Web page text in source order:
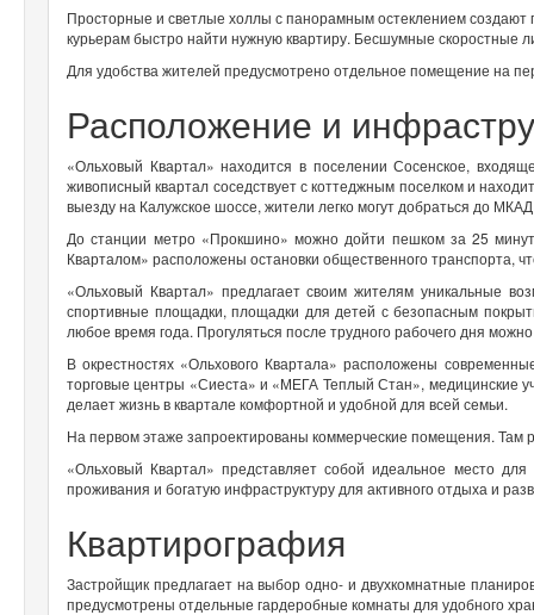
Просторные и светлые холлы с панорамным остеклением
курьерам быстро найти нужную квартиру. Бесшумные
Для удобства жителей предусмотрено отдельное помещение на
Расположение и
«Ольховый Квартал» находится в поселении Сосенское,
живописный квартал соседствует с коттеджным поселком и
выезду на Калужское шоссе, жители легко могут добраться до
До станции метро «Прокшино» можно дойти пешком за 25
Кварталом» расположены остановки общественного транспорта,
«Ольховый Квартал» предлагает своим жителям уникальные
спортивные площадки, площадки для детей с безопасным
любое время года. Прогуляться после трудного рабочего дня
В окрестностях «Ольхового Квартала» расположены
торговые центры «Сиеста» и «МЕГА Теплый Стан», медицинские
делает жизнь в квартале комфортной и удобной для всей семьи.
На первом этаже запроектированы коммерческие помещения. Там
«Ольховый Квартал» представляет собой идеальное место
проживания и богатую инфраструктуру для активного отдыха и
Квартирография
Застройщик предлагает на выбор одно- и двухкомнатные
предусмотрены отдельные гардеробные комнаты для удобного